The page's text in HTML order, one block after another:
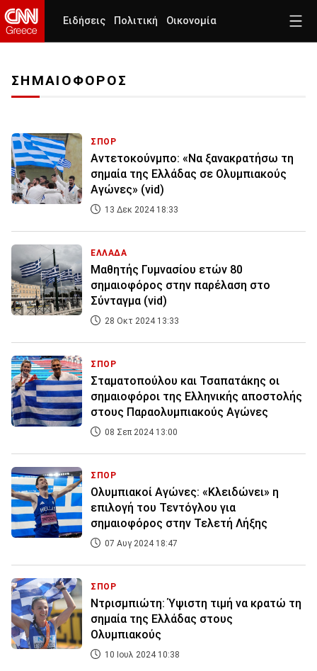
Ειδήσεις Πολιτική Οικονομία
ΣΗΜΑΙΟΦΟΡΟΣ
ΣΠΟΡ
Αντετοκούνμπο: «Να ξανακρατήσω τη
σημαία της Ελλάδας σε Ολυμπιακούς
Αγώνες» (vid)
13 Δεκ 2024 18:33
ΕΛΛΑΔΑ
Μαθητής Γυμνασίου ετών 80
σημαιοφόρος στην παρέλαση στο
Σύνταγμα (vid)
28 Οκτ 2024 13:33
ΣΠΟΡ
Σταματοπούλου και Τσαπατάκης οι
σημαιοφόροι της Ελληνικής αποστολής
στους Παραολυμπιακούς Αγώνες
08 Σεπ 2024 13:00
ΣΠΟΡ
Ολυμπιακοί Αγώνες: «Κλειδώνει» η
επιλογή του Τεντόγλου για
σημαιοφόρος στην Τελετή Λήξης
07 Αυγ 2024 18:47
ΣΠΟΡ
Ντρισμπιώτη: Ύψιστη τιμή να κρατώ τη
σημαία της Ελλάδας στους
Ολυμπιακούς
10 Ιουλ 2024 10:38